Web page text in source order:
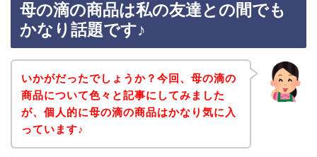
母の滴の商品は私の友達との間でも
かなり話題です♪
いかがだったでしょうか？今回、母の滴の
商品について色々と記事にしてみました
が、個人的に母の滴の商品はかなり気に入
っています♪